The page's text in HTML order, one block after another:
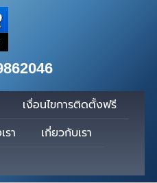
เงื่อนไขการติดตั้งฟรี
รา
เกี่ยวกับเรา